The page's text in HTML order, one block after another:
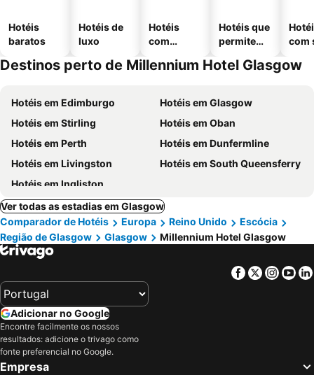
Hotéis
baratos
Hotéis de
luxo
Hotéis
com
Hotéis que
permitem
com
Destinos perto de Millennium Hotel Glasgow
Hotéis em Edimburgo
Hotéis em Glasgow
Hotéis em Stirling
Hotéis em Oban
Hotéis em Perth
Hotéis em Dunfermline
Hotéis em Livingston
Hotéis em South Queensferry
Hotéis em Ingliston
Ver todas as estadias em Glasgow
Comparador de Hotéis
Europa Reino Unido
Escócia
Região de Glasgow
Glasgow Millennium Hotel Glasgow
Facebook
Twitter
Adicionar no Google
Encontre facilmente os nossos
resultados: adicione o trivago como
fonte preferencial no Google.
Empresa